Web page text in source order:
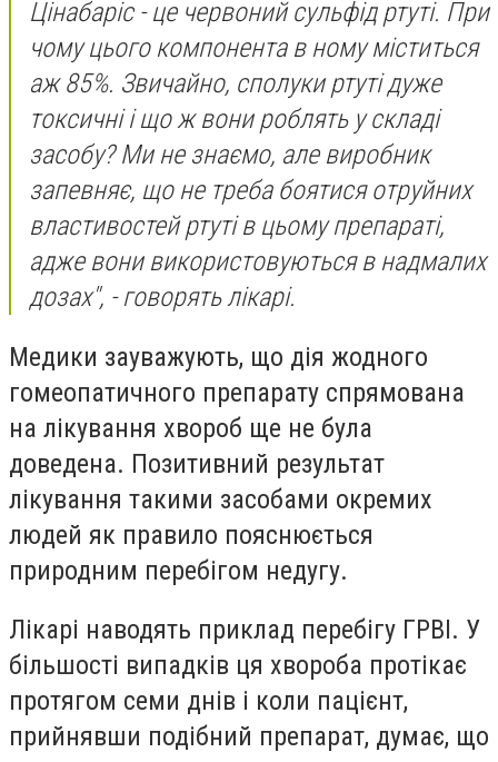
Цінабаріс - це червоний сульфід ртуті. При
чому цього компонента в ному міститься
аж 85%. Звичайно, сполуки ртуті дуже
токсичні і що ж вони роблять у складі
засобу? Ми не знаємо, але виробник
запевняє, що не треба боятися отруйних
властивостей ртуті в цьому препараті,
адже вони використовуються в надмалих
дозах", - говорять лікарі.
Медики зауважують, що дія жодного
гомеопатичного препарату спрямована
на лікування хвороб ще не була
доведена. Позитивний результат
лікування такими засобами окремих
людей як правило пояснюється
природним перебігом недугу.
Лікарі наводять приклад перебігу ГРВІ. У
більшості випадків ця хвороба протікає
протягом семи днів і коли пацієнт,
прийнявши подібний препарат, думає, що